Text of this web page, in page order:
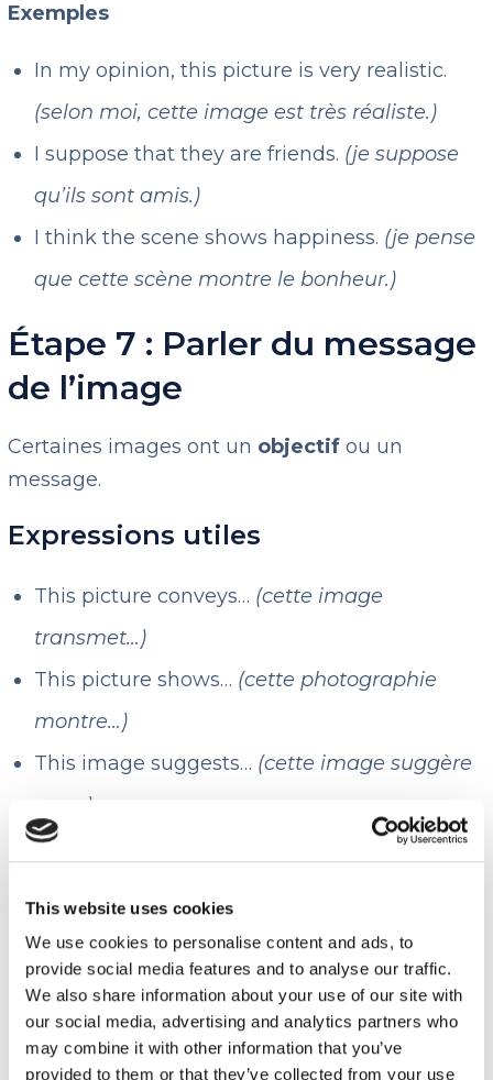
This website uses cookies
We use cookies to personalise content and ads, to
provide social media features and to analyse our traffic.
We also share information about your use of our site with
our social media, advertising and analytics partners who
may combine it with other information that you’ve
provided to them or that they’ve collected from your use
Exemples
In my opinion, this picture is very realistic.
(selon moi, cette image est très réaliste.)
I suppose that they are friends. (je suppose
qu’ils sont amis.)
I think the scene shows happiness. (je pense
que cette scène montre le bonheur.)
Étape 7 : Parler du message
de l’image
Certaines images ont un objectif ou un
message.
Expressions utiles
This picture conveys… (cette image
transmet…)
This picture shows… (cette photographie
montre…)
This image suggests… (cette image suggère
que…)
Exemples :
This picture conveys a feeling of peace.
(cette image transmet un sentiment de
paix.)
This picture conveys hope.(cette image